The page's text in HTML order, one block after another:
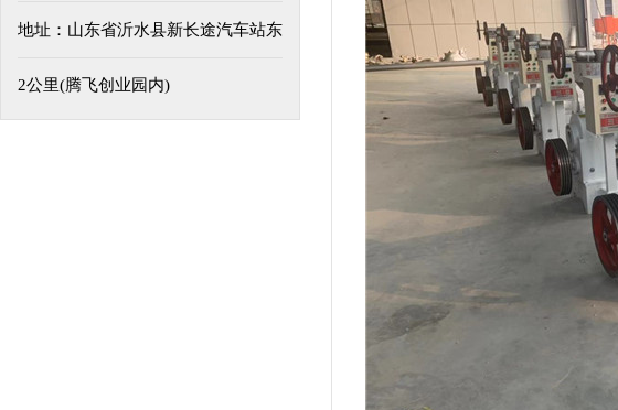
地址：山东省沂水县新长途汽车站东
2公里(腾飞创业园内)